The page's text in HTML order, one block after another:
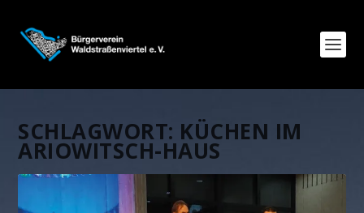
SCHLAGWORT: KÜCHEN IM
ARIOWITSCH-HAUS